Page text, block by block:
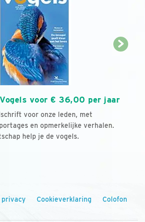
voor € 36,00 per jaar
voor onze leden, met
en opmerkelijke verhalen.
help je de vogels.
privacy Cookieverklaring Colofon